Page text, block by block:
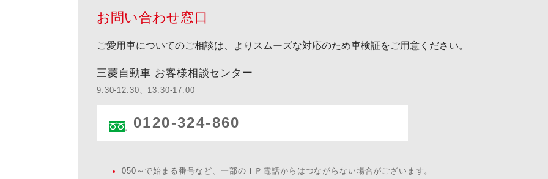
お問い合わせ窓口
ご愛用車についてのご相談は、よりスムーズな対応のため車検証をご用意ください。
三菱自動車 お客様相談センター
9:30-12:30、13:30-17:00
0120-324-860
050～で始まる番号など、一部のＩＰ電話からはつながらない場合がございます。